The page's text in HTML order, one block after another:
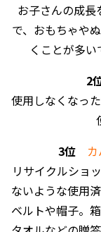
お子さんの成長
で、おもちゃや
くことが多い
2
使用しなくなっ
3位
リサイクルショ
ないような使用
ベルトや帽子。